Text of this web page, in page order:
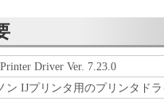
Driver Ver. 7.23.0
ン IJプリンタ用のプリンタド